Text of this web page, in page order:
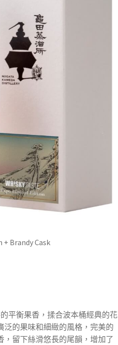
Brandy Cask
平衡果香，揉合波本桶經典的花
泛的果味和細緻的風格，完美的
留下絲滑悠長的尾韻，增加了